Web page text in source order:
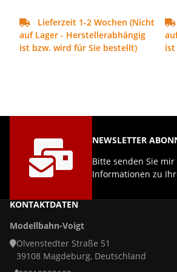
Lieferzeit 1-2 Wochen (Nicht
auf Lager - Herstellerabhängig
ist bzw. wird für Sie bestellt)
ist
KONTAKTDATEN
Modellbahn-Voigt
Olvenstedter Straße 51
39108 Magdeburg, Deutschland
NEWSLETTER
Bitte senden Sie
Informationen zu